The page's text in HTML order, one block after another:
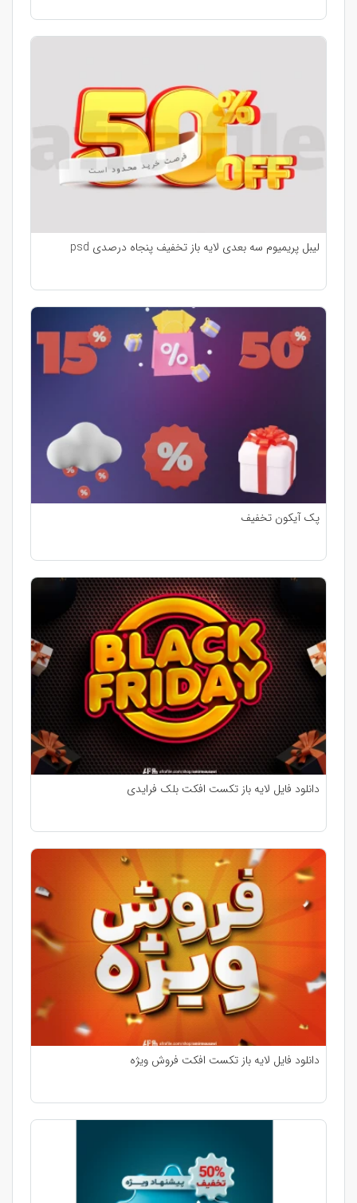
لیبل پریمیوم سه بعدی لایه باز تخفیف پنجاه درصدی psd
پک آیکون تخفیف
دانلود فایل لایه باز تکست افکت بلک فرایدی
دانلود فایل لایه باز تکست افکت فروش ویژه